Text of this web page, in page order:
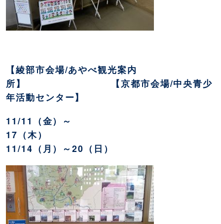
【綾部市会場/あやべ観光案内
所】 【京都市会場/中央青少
年活動センター】
11/11（金）～
17（木）
11/14（月）～20（日）